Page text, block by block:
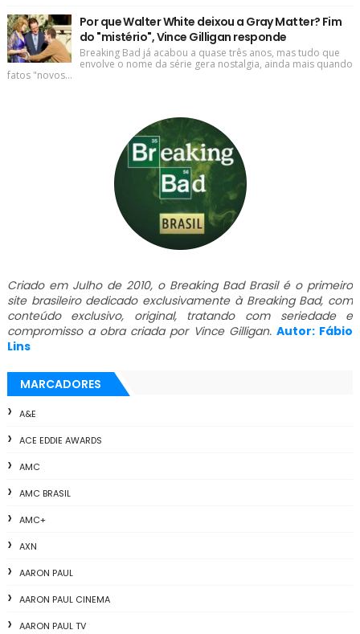
Por que Walter White deixou a Gray Matter? Fim
do "mistério", Vince Gilligan responde
Breaking Bad já acabou a quase três anos, mas tudo que
envolve o nome da série gera nostalgia, ainda mais quando
fatos "novos...
Criado em Julho de 2010, o Breaking Bad Brasil é o primeiro
site brasileiro dedicado exclusivamente à Breaking Bad, com
conteúdo exclusivo, original, tratando com seriedade e
compromisso a obra criada por Vince Gilligan. Autor: Fábio
Lins
MARCADORES
A&E
ACE EDDIE AWARDS
AMC
AMC BRASIL
AMC+
AXN
AARON PAUL
AARON PAUL CINEMA
AARON PAUL TV